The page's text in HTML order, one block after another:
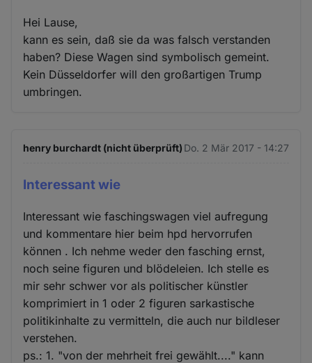
Hei Lause,
kann es sein, daß sie da was falsch verstanden
haben? Diese Wagen sind symbolisch gemeint.
Kein Düsseldorfer will den großartigen Trump
umbringen.
henry burchardt (nicht überprüft) Do. 2 Mär 2017 - 14:27
Interessant wie
Interessant wie faschingswagen viel aufregung
und kommentare hier beim hpd hervorrufen
können . Ich nehme weder den fasching ernst,
noch seine figuren und blödeleien. Ich stelle es
mir sehr schwer vor als politischer künstler
komprimiert in 1 oder 2 figuren sarkastische
politikinhalte zu vermitteln, die auch nur bildleser
verstehen.
ps.: 1. "von der mehrheit frei gewählt...." kann